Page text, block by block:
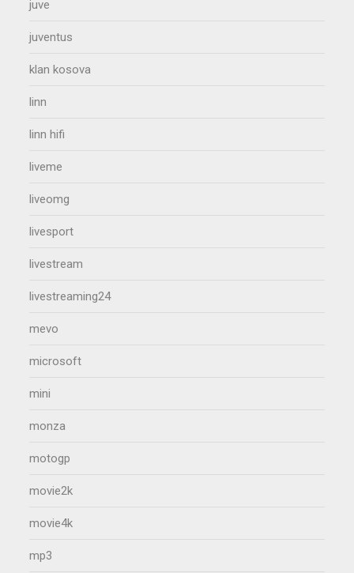
juve
juventus
klan kosova
linn
linn hifi
liveme
liveomg
livesport
livestream
livestreaming24
mevo
microsoft
mini
monza
motogp
movie2k
movie4k
mp3